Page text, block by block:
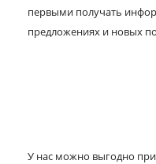
первыми получать
предложениях и новых
У нас можно выгодно